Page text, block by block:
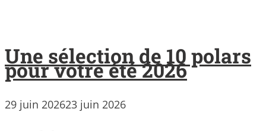
Une sélection de 10 polars
pour votre été 2026
29 juin 202623 juin 2026